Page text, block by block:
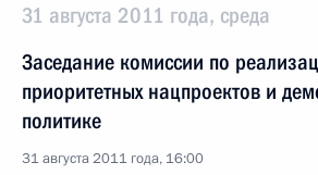
31 августа 2011 года, среда
Заседание комиссии по
приоритетных нацпроектов и
политике
31 августа 2011 года, 16:00